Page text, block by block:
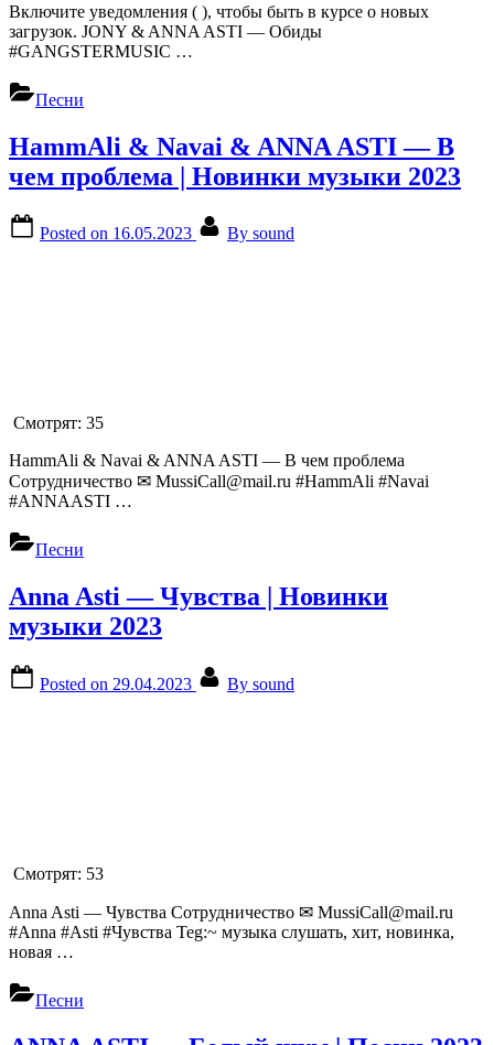
Включите уведомления ( ), чтобы быть в курсе о новых
загрузок. JONY & ANNA ASTI — Обиды
#GANGSTERMUSIC …
Песни
HammAli & Navai & ANNA ASTI — В
чем проблема | Новинки музыки 2023
Posted on 16.05.2023 By sound
Смотрят: 35
HammAli & Navai & ANNA ASTI — В чем проблема
Сотрудничество ✉ MussiCall@mail.ru #HammAli #Navai
#ANNAASTI …
Песни
Anna Asti — Чувства | Новинки
музыки 2023
Posted on 29.04.2023 By sound
Смотрят: 53
Anna Asti — Чувства Сотрудничество ✉ MussiCall@mail.ru
#Anna #Asti #Чувства Teg:~ музыка слушать, хит, новинка,
новая …
Песни